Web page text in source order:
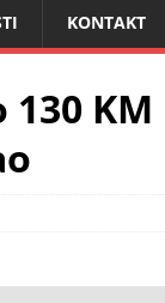
KONTAKT
KM